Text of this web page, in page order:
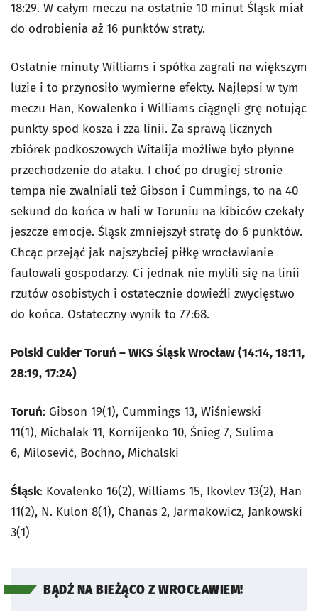
18:29. W całym meczu na ostatnie 10 minut Śląsk miał
do odrobienia aż 16 punktów straty.
Ostatnie minuty Williams i spółka zagrali na większym
luzie i to przynosiło wymierne efekty. Najlepsi w tym
meczu Han, Kowalenko i Williams ciągnęli grę notując
punkty spod kosza i zza linii. Za sprawą licznych
zbiórek podkoszowych Witalija możliwe było płynne
przechodzenie do ataku. I choć po drugiej stronie
tempa nie zwalniali też Gibson i Cummings, to na 40
sekund do końca w hali w Toruniu na kibiców czekały
jeszcze emocje. Śląsk zmniejszył stratę do 6 punktów.
Chcąc przejąć jak najszybciej piłkę wrocławianie
faulowali gospodarzy. Ci jednak nie mylili się na linii
rzutów osobistych i ostatecznie dowieźli zwycięstwo
do końca. Ostateczny wynik to 77:68.
Polski Cukier Toruń – WKS Śląsk Wrocław (14:14, 18:11,
28:19, 17:24)
Toruń: Gibson 19(1), Cummings 13, Wiśniewski
11(1), Michalak 11, Kornijenko 10, Śnieg 7, Sulima
6, Milosević, Bochno, Michalski
Śląsk: Kovalenko 16(2), Williams 15, Ikovlev 13(2), Han
11(2), N. Kulon 8(1), Chanas 2, Jarmakowicz, Jankowski
3(1)
BĄDŹ NA BIEŻĄCO Z WROCŁAWIEM!